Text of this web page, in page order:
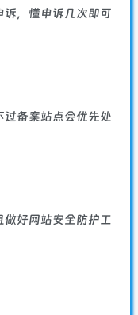
，懂申诉几次即可
备案站点会优先处
好网站安全防护工